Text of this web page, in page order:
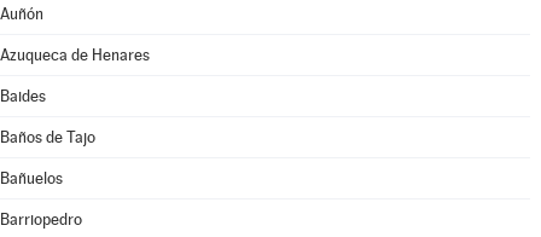
Auñón
Azuqueca de Henares
Baides
Baños de Tajo
Bañuelos
Barriopedro